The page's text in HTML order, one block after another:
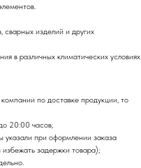
сварных изделий и других
в различных климатических условиях
по доставке продукции, то
20:00 часов;
указали при оформлении заказа
задержки товара);